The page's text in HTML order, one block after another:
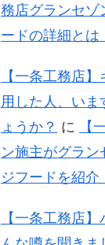
務店グランセゾ
ードの詳細とは
【一条工務店
用した人、いま
ょうか？ に
【
ン施主がグラン
ジフードを紹介
【一条工務店